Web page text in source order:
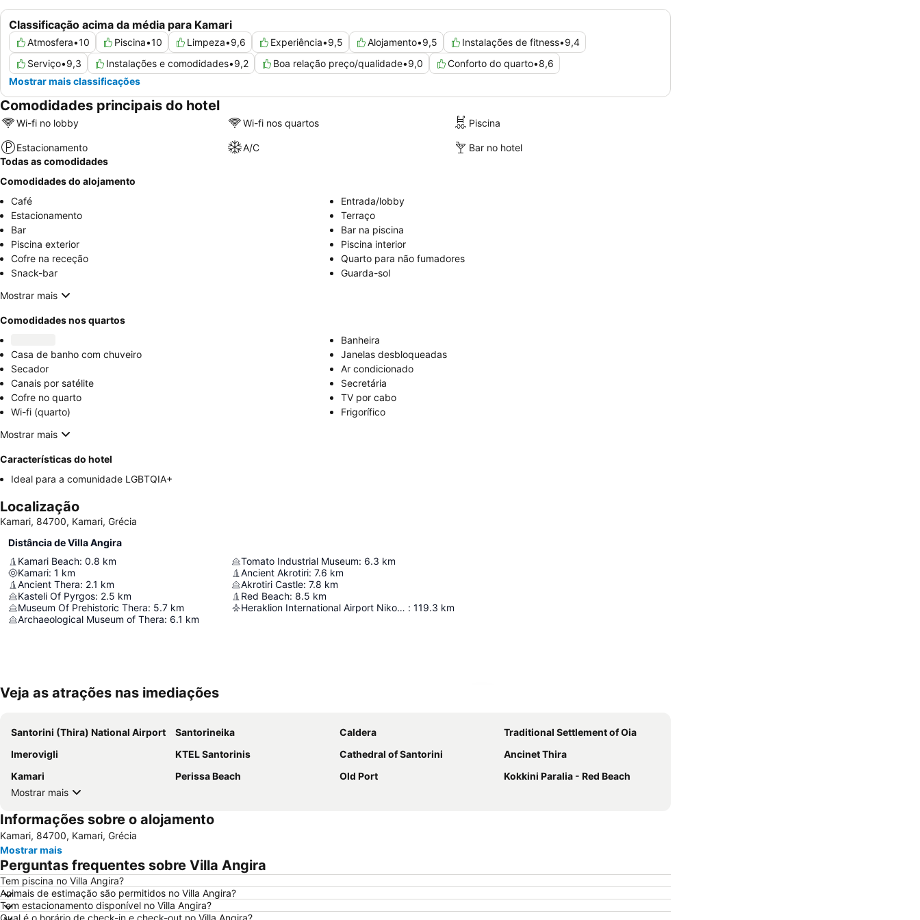
Classificação acima da média para Kamari
Atmosfera•10 Piscina•10 Limpeza•9,6 Experiência•9,5 Alojamento•9,5 Instalações de fitness•9,4
Serviço•9,3 Instalações e comodidades•9,2 Boa relação preço/qualidade•9,0 Conforto do quarto•8,6
Mostrar mais classificações
Comodidades principais do hotel
Wi-fi no lobby Wi-fi nos quartos Piscina
Estacionamento A/C
Bar no hotel
Todas as comodidades
Comodidades do alojamento
Café
Entrada/lobby
Estacionamento
Terraço
Bar
Bar na piscina
Piscina exterior
Piscina interior
Cofre na receção
Quarto para não fumadores
Snack-bar
Guarda-sol
Mostrar mais
Comodidades nos quartos
Banheira
Casa de banho com chuveiro
Janelas desbloqueadas
Secador
Ar condicionado
Canais por satélite
Secretária
Cofre no quarto
TV por cabo
Wi-fi (quarto)
Frigorífico
Mostrar mais
Características do hotel
Ideal para a comunidade LGBTQIA+
Localização
Kamari, 84700, Kamari, Grécia
Distância de Villa Angira
Kamari Beach: 0.8 km
Kamari: 1 km
Ancient Thera: 2.1 km
Kasteli Of Pyrgos: 2.5 km
Museum Of Prehistoric Thera: 5.7 km
Archaeological Museum of Thera: 6.1 km
Tomato Industrial Museum: 6.3 km
Ancient Akrotiri: 7.6 km
Akrotiri Castle: 7.8 km
Red Beach: 8.5 km
Heraklion International Airport Nikos Kazantzakis : 119.3 km
Veja as atrações nas imediações
Santorini (Thira) National Airport Santorineika Caldera
Traditional Settlement of Oia
Imerovigli
KTEL Santorinis Cathedral of Santorini
Ancinet Thira
Kamari
Perissa Beach Old Port
Kokkini Paralia - Red Beach
Mostrar mais
Informações sobre o alojamento
Kamari, 84700, Kamari, Grécia
Mostrar mais
Perguntas frequentes sobre Villa Angira
Tem piscina no Villa Angira?
Animais de estimação são permitidos no Villa Angira?
Tem estacionamento disponível no Villa Angira?
Qual é o horário de check-in e check-out no Villa Angira?